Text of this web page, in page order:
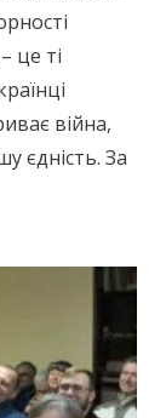
це ті
війна,
єдність. За